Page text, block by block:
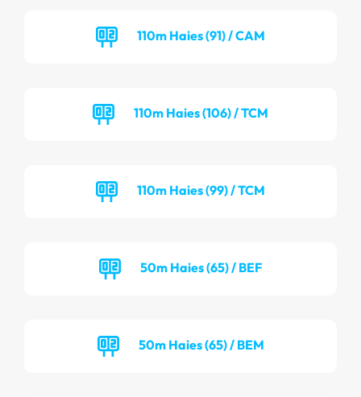
110m Haies (91) / CAM
110m Haies (106) / TCM
110m Haies (99) / TCM
50m Haies (65) / BEF
50m Haies (65) / BEM